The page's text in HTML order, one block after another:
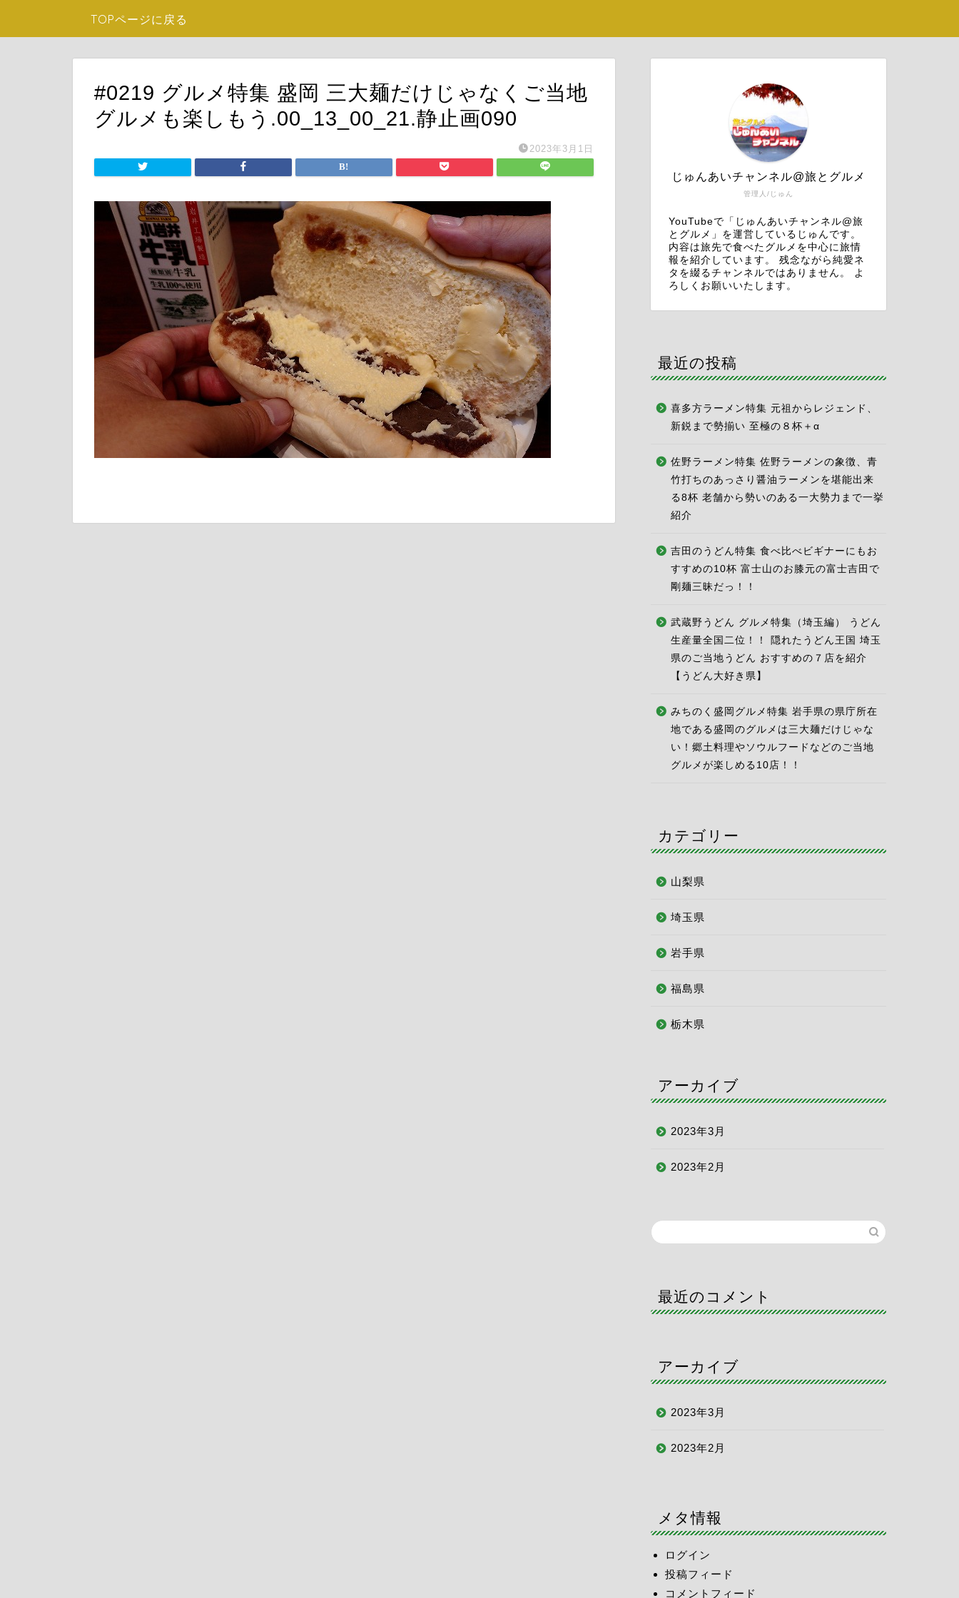
TOPページに戻る
#0219 グルメ特集 盛岡 三大麺だけじゃなくご当地
グルメも楽しもう.00_13_00_21.静止画090
2023年3月1日
管理人/じゅん
じゅんあいチャンネル@旅とグルメ
YouTubeで「じゅんあいチャンネル@旅
とグルメ」を運営しているじゅんです。
内容は旅先で食べたグルメを中心に旅情
報を紹介しています。 残念ながら純愛ネ
タを綴るチャンネルではありません。 よ
ろしくお願いいたします。
最近の投稿
喜多方ラーメン特集 元祖からレジェンド、
新鋭まで勢揃い 至極の８杯＋α
佐野ラーメン特集 佐野ラーメンの象徴、青
竹打ちのあっさり醤油ラーメンを堪能出来
る8杯 老舗から勢いのある一大勢力まで一挙
紹介
吉田のうどん特集 食べ比べビギナーにもお
すすめの10杯 富士山のお膝元の富士吉田で
剛麺三昧だっ！！
武蔵野うどん グルメ特集（埼玉編） うどん
生産量全国二位！！ 隠れたうどん王国 埼玉
県のご当地うどん おすすめの７店を紹介
【うどん大好き県】
みちのく盛岡グルメ特集 岩手県の県庁所在
地である盛岡のグルメは三大麺だけじゃな
い！郷土料理やソウルフードなどのご当地
グルメが楽しめる10店！！
カテゴリー
山梨県
埼玉県
岩手県
福島県
栃木県
アーカイブ
2023年3月
2023年2月
最近のコメント
アーカイブ
2023年3月
2023年2月
メタ情報
ログイン
投稿フィード
コメントフィード